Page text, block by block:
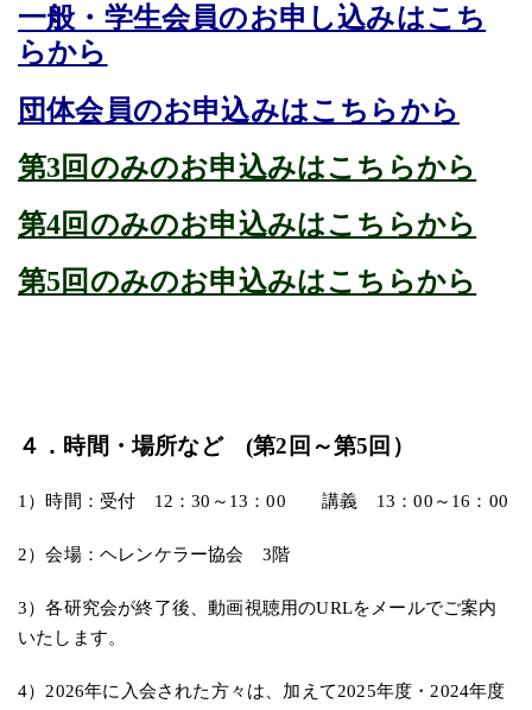
一般・学生会員のお申し込みはこち
らから
団体会員のお申込みはこちらから
第3回のみのお申込みはこちらから
第4回のみのお申込みはこちらから
第5回のみのお申込みはこちらから
４．時間・場所など (第2回～第5回）
1）時間：受付 12：30～13：00 講義 13：00～16：00
2）会場：ヘレンケラー協会 3階
3）各研究会が終了後、動画視聴用のURLをメールでご案内
いたします。
4）2026年に入会された方々は、加えて2025年度・2024年度